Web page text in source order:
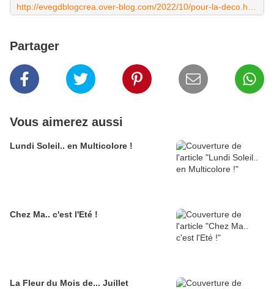
Partager
Vous aimerez aussi
Lundi Soleil.. en Multicolore !
Chez Ma.. c'est l'Eté !
La Fleur du Mois de... Juillet